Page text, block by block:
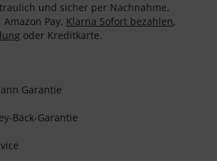
und sicher per Nachnahme,
Amazon Pay, Klarna Sofort bezahlen,
oder Kreditkarte.
Garantie
Back-Garantie